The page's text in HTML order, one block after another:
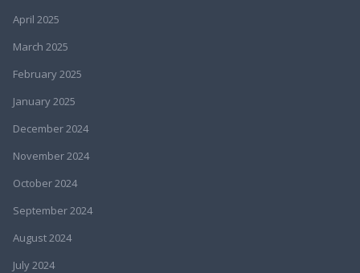
April 2025
March 2025
February 2025
January 2025
December 2024
November 2024
October 2024
September 2024
August 2024
July 2024